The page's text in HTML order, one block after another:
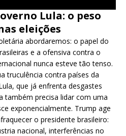
Lula: o peso
eleições
abordaremos: o papel do
e a ofensiva contra o
nunca esteve tão tenso.
truculência contra países da
que já enfrenta desgastes
também precisa lidar com uma
exponencialmente. Trump age
o presidente brasileiro:
nacional, interferências no